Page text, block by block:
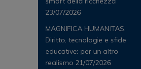
23/07/2026
MAGNIFICA HUMANITAS.
Diritto, tecnologie e sfide
educative: per un altro
realismo 21/07/2026